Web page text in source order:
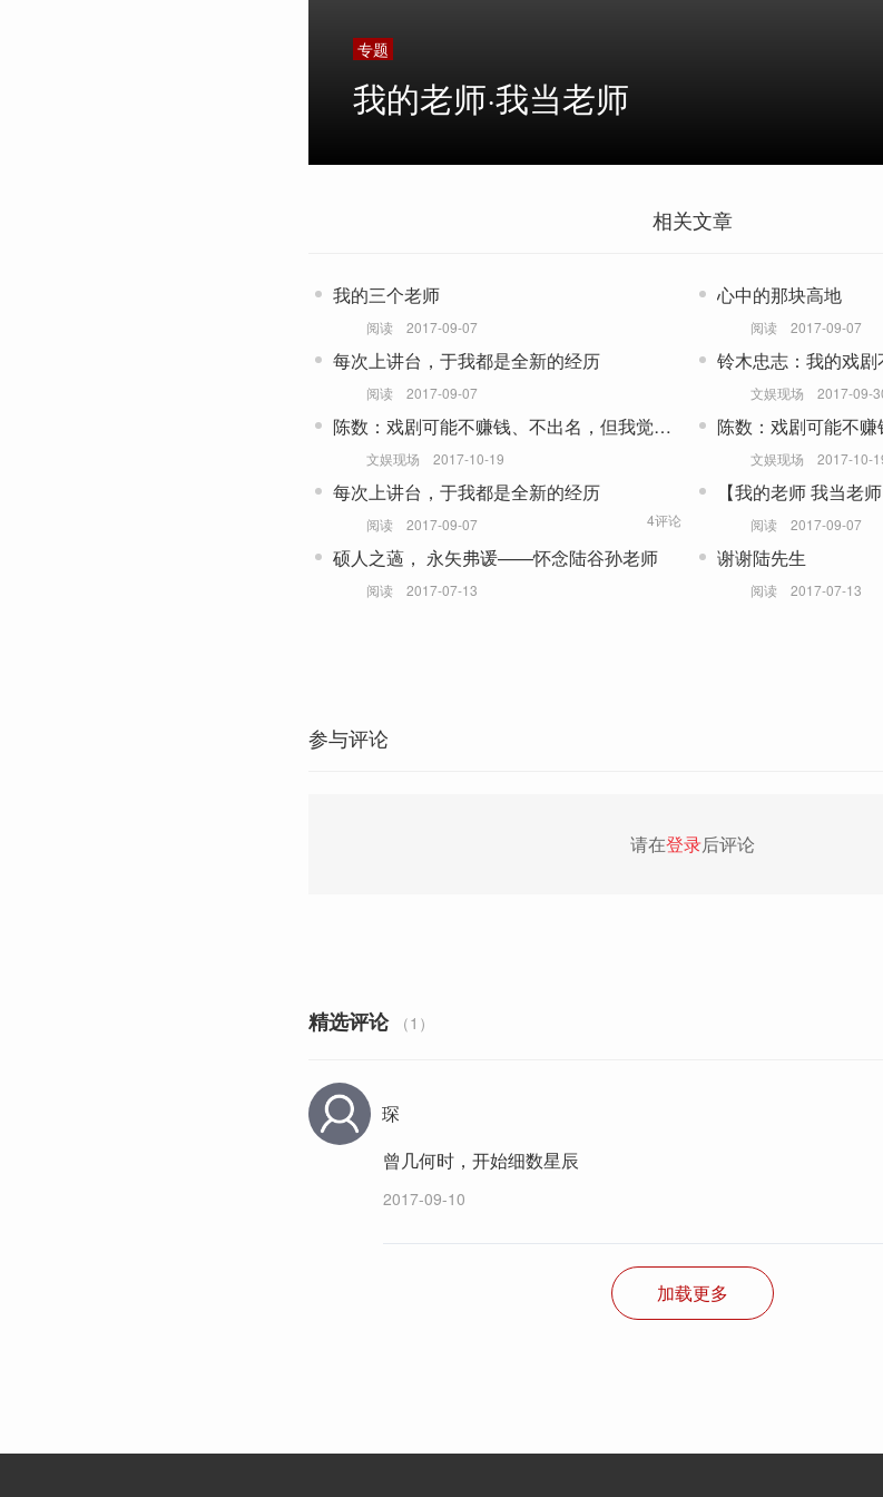
专题
我的老师·我当老师
相关文章
我的三个老师
阅读 2017-09-07
心中的那块高地
阅读 2017-09-07
每次上讲台，于我都是全新的经历
阅读 2017-09-07
铃木忠志：我的戏
文娱现场 2017-09-
陈数：戏剧可能不赚钱、不出名，但我觉得
可以做文娱现场 2017-10-19
陈数：戏剧可能不
可以做文娱现场 2017-10-
每次上讲台，于我都是全新的经历
阅读 2017-09-07 4评论
【我的老师 我当老
阅读 2017-09-07
硕人之薖， 永矢弗谖——怀念陆谷孙老师
阅读 2017-07-13
谢谢陆先生
阅读 2017-07-13
参与评论
请在登录后评论
精选评论 （1）
琛
曾几何时，开始细数星辰
2017-09-10
加载更多